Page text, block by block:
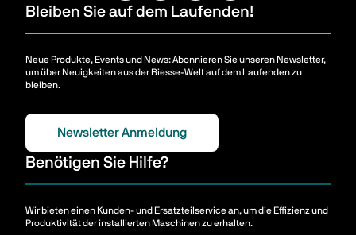
Bleiben Sie auf dem Laufenden!
Neue Produkte, Events und News: Abonnieren Sie unseren Newsletter,
um über Neuigkeiten aus der Biesse-Welt auf dem Laufenden zu
bleiben.
Newsletter Anmeldung
Benötigen Sie Hilfe?
Wir bieten einen Kunden- und Ersatzteilservice an, um die Effizienz und
Produktivität der installierten Maschinen zu erhalten.